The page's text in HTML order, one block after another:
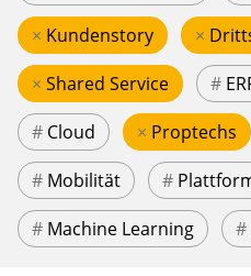
× Kundenstory ×
× Shared Service #
# Cloud × Proptechs
# Mobilität #
# Machine Learning #